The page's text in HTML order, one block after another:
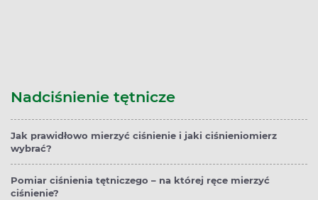
Nadciśnienie tętnicze
Jak prawidłowo mierzyć ciśnienie i jaki ciśnieniomierz
wybrać?
Pomiar ciśnienia tętniczego – na której ręce mierzyć
ciśnienie?